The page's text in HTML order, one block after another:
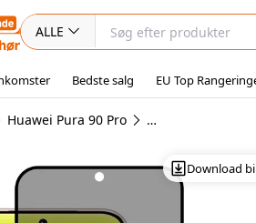
ALLE
Bedste salg EU Top
Huawei Pura 90 Pro Huawei Pura 90
Download